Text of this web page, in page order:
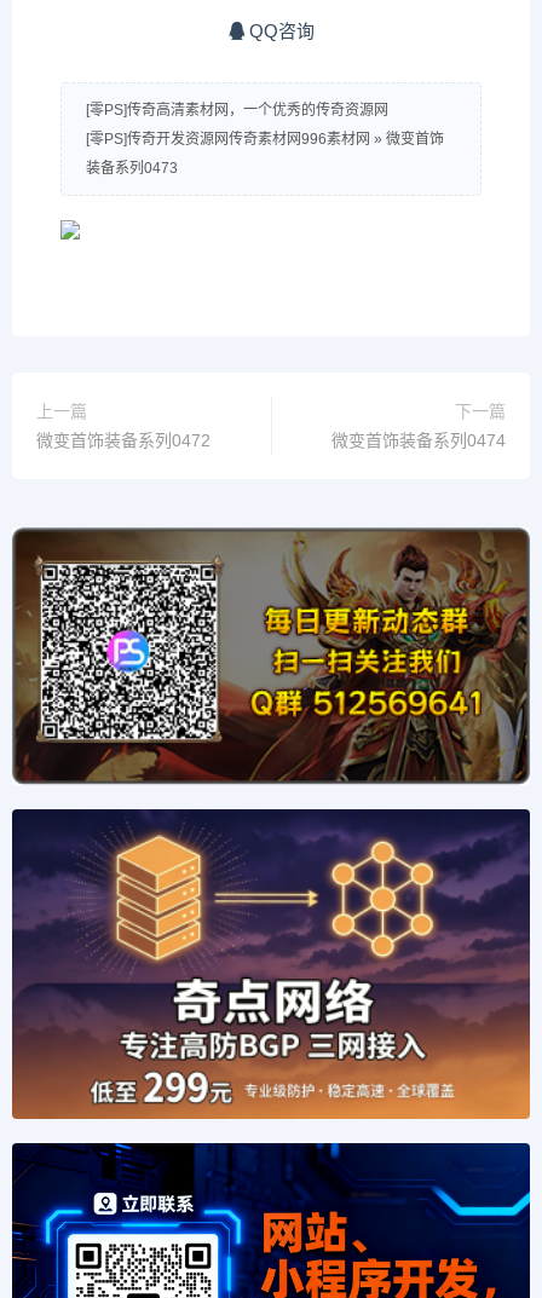
QQ咨询
[零PS]传奇高清素材网，一个优秀的传奇资源网
[零PS]传奇开发资源网传奇素材网996素材网 » 微变首饰
装备系列0473
上一篇
微变首饰装备系列0472
下一篇
微变首饰装备系列0474